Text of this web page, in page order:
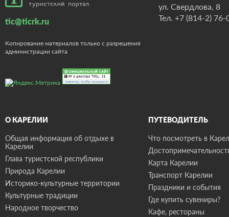
tic@ticrk.ru
Копирование материалов только с разрешения
администрации сайта
ул. Свердлова, 8
Тел. +7 (814-2) 76-
О КАРЕЛИИ
Общая информация об отдыхе в
Карелии
Глава туристской республики
Природа Карелии
Историко-культурные территории
Культурные традиции
Народное творчество
ПУТЕВОДИТЕЛЬ
Что посмотреть в
Карта Карелии
Транспорт Карелии
Праздники и события
Где купить сувениры?
Кафе, рестораны